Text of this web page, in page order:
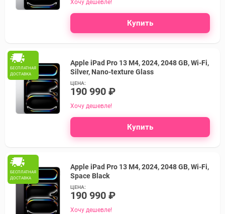
Хочу дешевле!
Купить
БЕСПЛАТНАЯ
ДОСТАВКА
Apple iPad Pro 13 M4, 2024, 2048 GB, Wi-Fi,
Silver, Nano-texture Glass
ЦЕНА:
190 990 ₽
Хочу дешевле!
Купить
БЕСПЛАТНАЯ
ДОСТАВКА
Apple iPad Pro 13 M4, 2024, 2048 GB, Wi-Fi,
Space Black
ЦЕНА:
190 990 ₽
Хочу дешевле!